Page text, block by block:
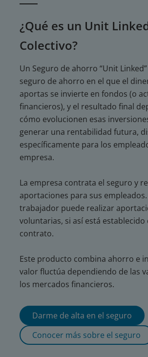
¿Qué es un Unit
Colectivo?
Un Seguro de ahorro “Unit
seguro de ahorro en el que el
aportas se invierte en fondos (o
financieros), y el resultado final
cómo evolucionen esas
generar una rentabilidad futura,
específicamente para los
empresa.
La empresa contrata el seguro y
aportaciones para sus empleados.
trabajador puede realizar
voluntarias, si así está establecido
contrato.
Este producto combina ahorro e
valor fluctúa dependiendo de las
los mercados financieros.
Darme de alta en el seguro
Conocer más sobre el seguro